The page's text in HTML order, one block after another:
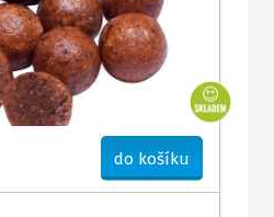
do košíku